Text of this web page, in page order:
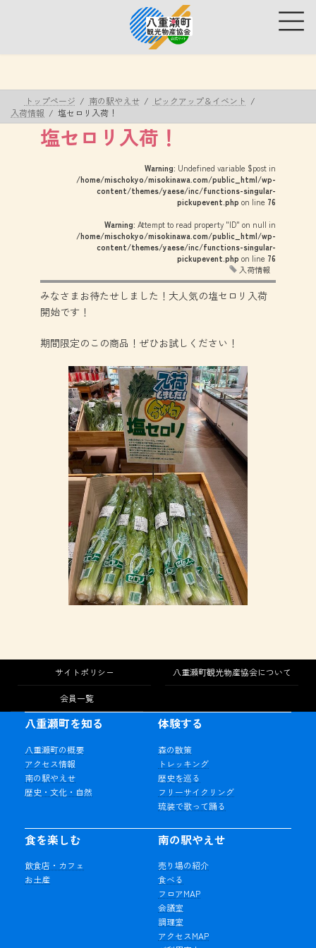
ス
ン
トップページ 南の駅やえせ
ピックアップ＆イベント
入荷情報
塩セロリ入荷！
塩セロリ入荷！
Warning: Undefined variable $post in
/home/mischokyo/misokinawa.com/public_html/wp-
content/themes/yaese/inc/functions-singular-
pickupevent.php on line 76
Warning: Attempt to read property "ID" on null in
/home/mischokyo/misokinawa.com/public_html/wp-
content/themes/yaese/inc/functions-singular-
pickupevent.php on line 76
入荷情報
みなさまお待たせしました！大人気の塩セロリ入荷
開始です！
期間限定のこの商品！ぜひお試しください！
サイトポリシー 八重瀬町観光物産協会について
会員一覧
八重瀬町を知る
八重瀬町の概要
アクセス情報
南の駅やえせ
歴史・文化・自然
体験する
森の散策
トレッキング
歴史を巡る
フリーサイクリング
琉装で歌って踊る
食を楽しむ
飲食店・カフェ
お土産
南の駅やえせ
売り場の紹介
食べる
フロアMAP
会議室
調理室
アクセスMAP